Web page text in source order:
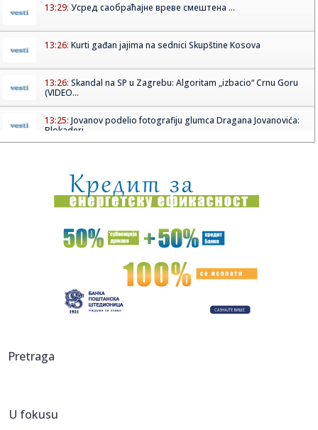
13:29: Усред саобраћајне вреве смештена ...
13:26: Kurti gađan jajima na sednici Skupštine Kosova
13:26: Skandal na SP u Zagrebu: Algoritam „izbacio“ Crnu Goru
(VIDEO...
13:25: Jovanov podelio fotografiju glumca Dragana Jovanovića:
Blokaderi...
13:23:Šaranov: "Pravimo razliku odnosom prema igračima"
VIDEO
13:22:Đurić poručio: "Ozbiljna država razgovara sa svima";
"Nećemo...
"Nikome dosad ovo nisam rekla!" Ani Radulović dečko
13:20:Košarka je najvažnija i najskuplja
te...
13:16:
Pretraga
U fokusu